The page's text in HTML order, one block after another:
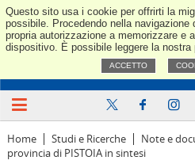
Questo sito usa i cookie per offrirti la
possibile. Procedendo nella
propria autorizzazione a memorizzare e
dispositivo. È possibile leggere la nostra
ACCETTO
Home Studi e Ricerche Note e
provincia di PISTOIA in sintesi